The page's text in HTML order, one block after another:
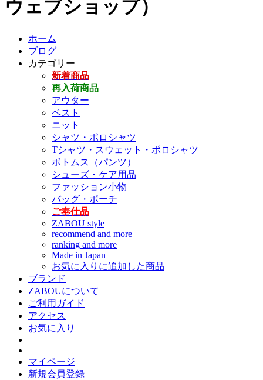
ウェブショップ）
ホーム
ブログ
カテゴリー
新着商品
再入荷商品
アウター
ベスト
ニット
シャツ・ポロシャツ
Tシャツ・スウェット・ポロシャツ
ボトムス（パンツ）
シューズ・ケア用品
ファッション小物
バッグ・ポーチ
ご奉仕品
ZABOU style
recommend and more
ranking and more
Made in Japan
お気に入りに追加した商品
ブランド
ZABOUについて
ご利用ガイド
アクセス
お気に入り
マイページ
新規会員登録